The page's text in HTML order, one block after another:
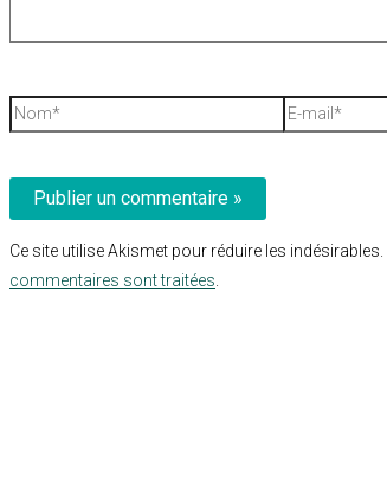
Nom*
E-
mail*
Ce site utilise Akismet pour réduire les indésirables.
commentaires sont traitées